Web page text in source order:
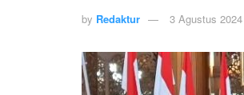
by Redaktur 3 Agustus